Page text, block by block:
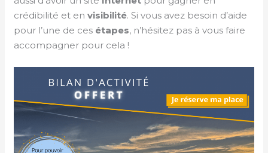
crédibilité et envisibilité. Si vous avez besoin d’aide
pour l’une de ces étapes, n’hésitez pas à vous faire
accompagner pour cela !